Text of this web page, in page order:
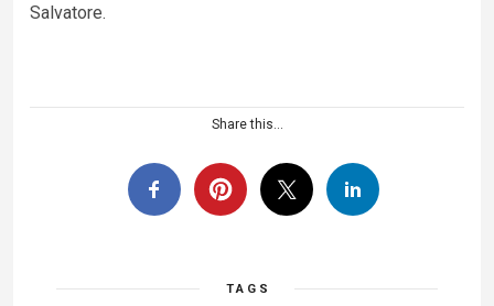
Salvatore.
Share this...
TAGS